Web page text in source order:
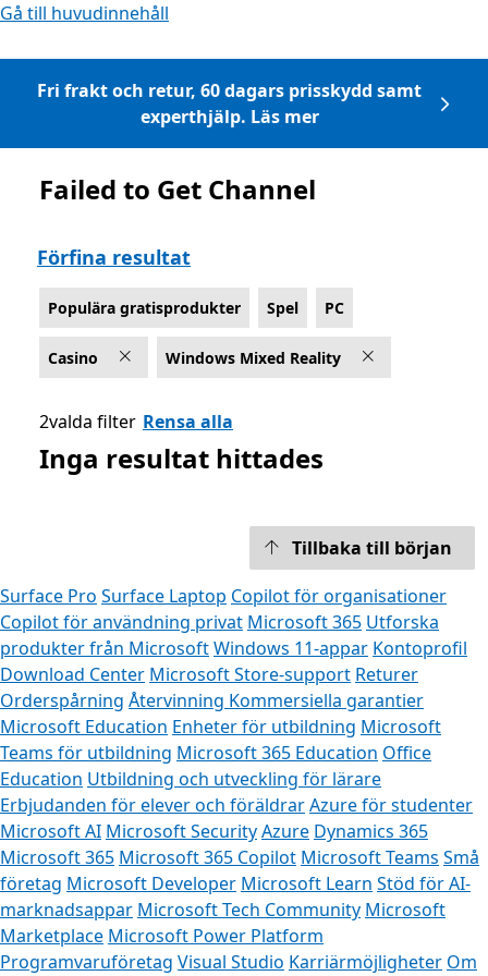
Gå till huvudinnehåll
Fri frakt och retur, 60 dagars prisskydd samt
experthjälp. Läs mer
Lista Microsoft.com
Failed to Get Channel
Förfina resultat
Populära gratisprodukter Spel PC
Casino Windows Mixed Reality
2valda filter Rensa alla
Inga resultat hittades
Tillbaka till början
Surface Pro Surface Laptop Copilot för organisationer
Copilot för användning privat Microsoft 365 Utforska
produkter från MicrosoftWindows 11-appar Kontoprofil
Download Center Microsoft Store-support Returer
Orderspårning Återvinning Kommersiella garantier
Microsoft Education Enheter för utbildning Microsoft
Teams för utbildning Microsoft 365 Education Office
Education Utbildning och utveckling för lärare
Erbjudanden för elever och föräldrarAzure för studenter
Microsoft AI Microsoft SecurityAzure Dynamics 365
Microsoft 365 Microsoft 365 Copilot Microsoft Teams Små
företag Microsoft Developer Microsoft Learn Stöd för AI-
marknadsappar Microsoft Tech Community Microsoft
Marketplace Microsoft Power Platform
Programvaruföretag Visual Studio Karriärmöjligheter Om